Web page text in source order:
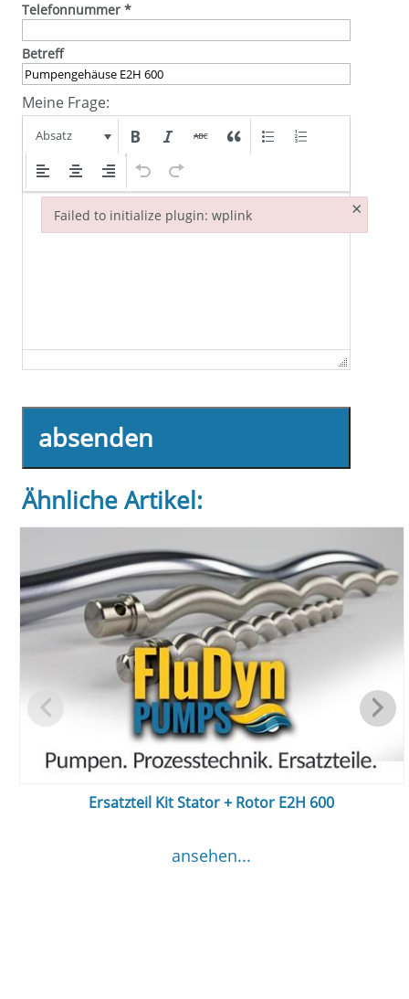
Telefonnummer *
Betreff
Meine Frage:
Absatz
absenden
Ähnliche Artikel:
Ersatzteil Kit Stator + Rotor E2H 600
ansehen...
Failed to initialize plugin: wplink ×
Failed to initialize plugin: wplink